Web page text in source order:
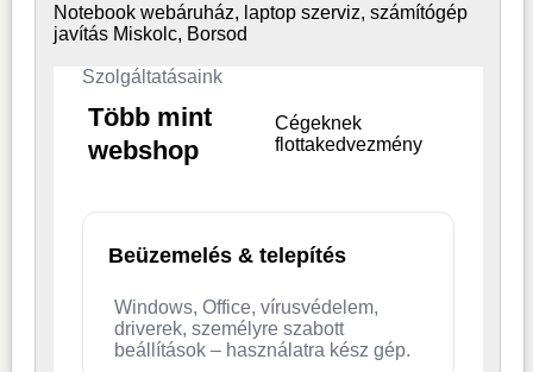
Notebook webáruház, laptop szerviz, számítógép
javítás Miskolc, Borsod
Szolgáltatásaink
Több mint
webshop
Cégeknek
flottakedvezmény
Beüzemelés & telepítés
Windows, Office, vírusvédelem,
driverek, személyre szabott
beállítások – használatra kész gép.